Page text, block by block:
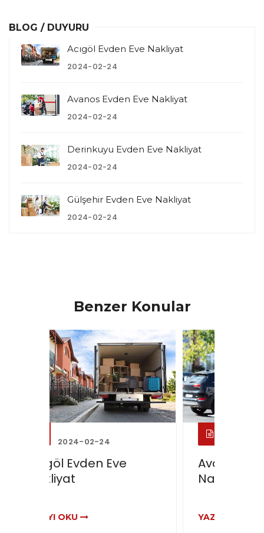
BLOG / DUYURU
Acıgöl Evden Eve Nakliyat
2024-02-24
Avanos Evden Eve Nakliyat
2024-02-24
Derinkuyu Evden Eve Nakliyat
2024-02-24
Gülşehir Evden Eve Nakliyat
2024-02-24
Benzer Konular
2024-02-24
Avanos Evden Eve
Nakliyat
YAZIYI OKU